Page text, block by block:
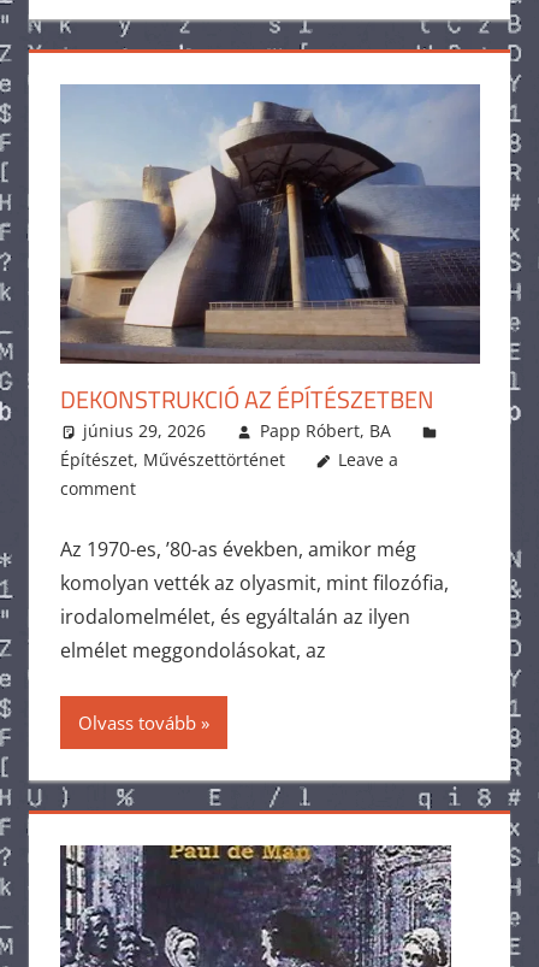
DEKONSTRUKCIÓ AZ ÉPÍTÉSZETBEN
június 29, 2026
Papp Róbert, BA
Építészet, Művészettörténet
Leave a
comment
Az 1970-es, ’80-as években, amikor még
komolyan vették az olyasmit, mint filozófia,
irodalomelmélet, és egyáltalán az ilyen
elmélet meggondolásokat, az
Olvass tovább